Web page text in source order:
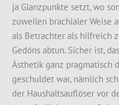
ja Glanzpunkte setzt, wo
zuweilen brachialer Weise
als Betrachter als hilfreich
Gedöns abtun. Sicher ist,
Ästhetik ganz pragmatisch
geschuldet war, nämlich
der Haushaltsauflöser vor